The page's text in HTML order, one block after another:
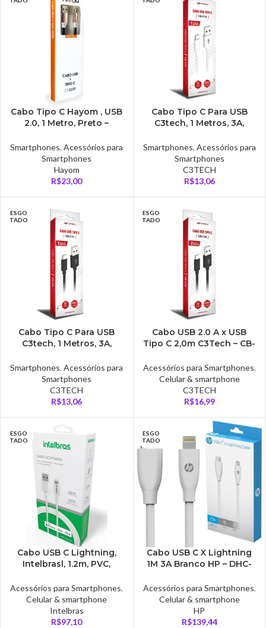
Cabo Tipo C Hayom , USB
2.0, 1 Metro, Preto –
Smartphones,Acessórios para
Smartphones
Hayom
R$23,00
Cabo Tipo C Para USB
C3tech, 1 Metros, 3A,
Smartphones, Acessórios para
Smartphones
C3TECH
R$13,06
ESGO
TADO
Cabo Tipo C Para USB
C3tech, 1 Metros, 3A,
Smartphones,Acessórios para
Smartphones
C3TECH
R$13,06
ESGO
TADO
Cabo USB 2.0 A x USB
Tipo C 2,0m C3Tech – CB-
Acessórios para Smartphones,
Celular & smartphone
C3TECH
R$16,99
ESGO
TADO
Cabo USB C Lightning,
Intelbrasl, 1.2m, PVC,
Acessórios para Smartphones,
Celular & smartphone
Intelbras
R$97,10
ESGO
TADO
Cabo USB C X Lightning
1M 3A Branco HP – DHC-
Acessórios para Smartphones,
Celular & smartphone
HP
R$139,44